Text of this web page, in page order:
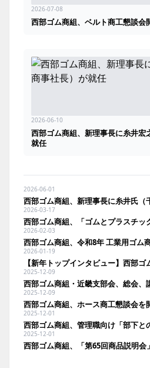
2026-07-08
西部ゴム商組、ベルト商工懇談会
2026-06-10
西部ゴム商組、新理事長に糸井宏
就任
2026-06-01
2026-03-17
西部ゴム商組、「ゴムとプラスチッ
2026-02-03
西部ゴム商組、令和8年 工業用ゴム
2026-01-19
【新年トップインタビュー】西部
2025-12-09
2025-12-09
西部ゴム商組、ホース商工懇談会を
2025-12-01
2025-12-01
西部ゴム商組、「第65回商品説明会